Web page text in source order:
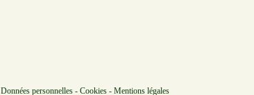
Données personnelles - Cookies - Mentions légales